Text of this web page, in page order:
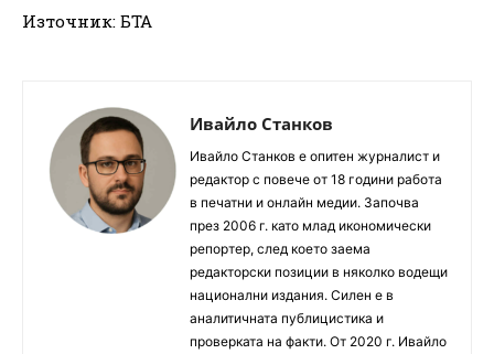
Източник: БТА
Ивайло Станков
Ивайло Станков е опитен журналист и
редактор с повече от 18 години работа
в печатни и онлайн медии. Започва
през 2006 г. като млад икономически
репортер, след което заема
редакторски позиции в няколко водещи
национални издания. Силен е в
аналитичната публицистика и
проверката на факти. От 2020 г. Ивайло